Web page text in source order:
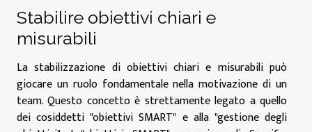
Stabilire obiettivi chiari e
misurabili
La stabilizzazione di obiettivi chiari e misurabili può
giocare un ruolo fondamentale nella motivazione di un
team. Questo concetto è strettamente legato a quello
dei cosiddetti "obiettivi SMART" e alla "gestione degli